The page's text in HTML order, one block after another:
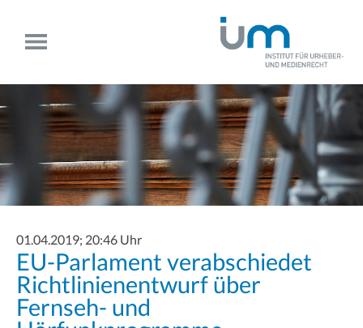
01.04.2019; 20:46 Uhr
EU-Parlament verabschiedet
Richtlinienentwurf über
Fernseh- und